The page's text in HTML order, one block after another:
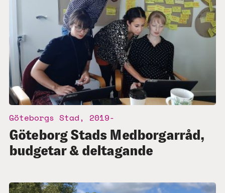
Göteborgs Stad, 2019-
Göteborg Stads Medborgarråd,
budgetar & deltagande